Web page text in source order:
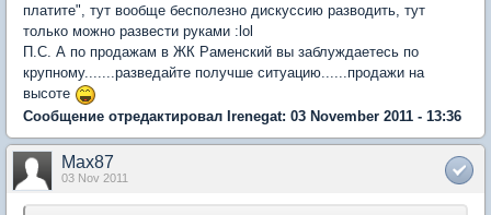
платите", тут вообще бесполезно дискуссию разводить, тут
только можно развести руками :lol
П.С. А по продажам в ЖК Раменский вы заблуждаетесь по
крупному.......разведайте получше ситуацию......продажи на
высоте
Сообщение отредактировал Irenegat: 03 November 2011 - 13:36
Max87
03 Nov 2011